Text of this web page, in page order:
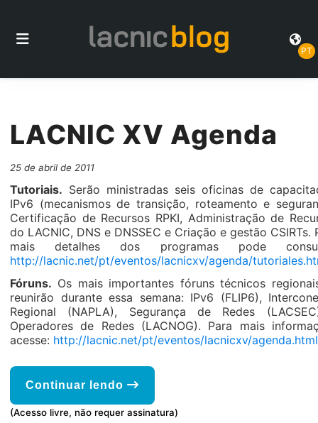
PT
LACNIC XV Agenda
25 de abril de 2011
Tutoriais. Serão ministradas seis oficinas de
IPv6 (mecanismos de transição, roteamento e
Certificação de Recursos RPKI, Administração de
do LACNIC, DNS e DNSSEC e Criação e gestão CSIRTs.
mais detalhes dos programas pode
http://lacnic.net/pt/eventos/lacnicxv/agenda/
Fóruns. Os mais importantes fóruns técnicos
reunirão durante essa semana: IPv6 (FLIP6),
Regional (NAPLA), Segurança de Redes
Operadores de Redes (LACNOG). Para mais
acesse: http://lacnic.net/pt/eventos/lacnicxv/agenda.html
Continuar lendo
(Acesso livre, não requer assinatura)